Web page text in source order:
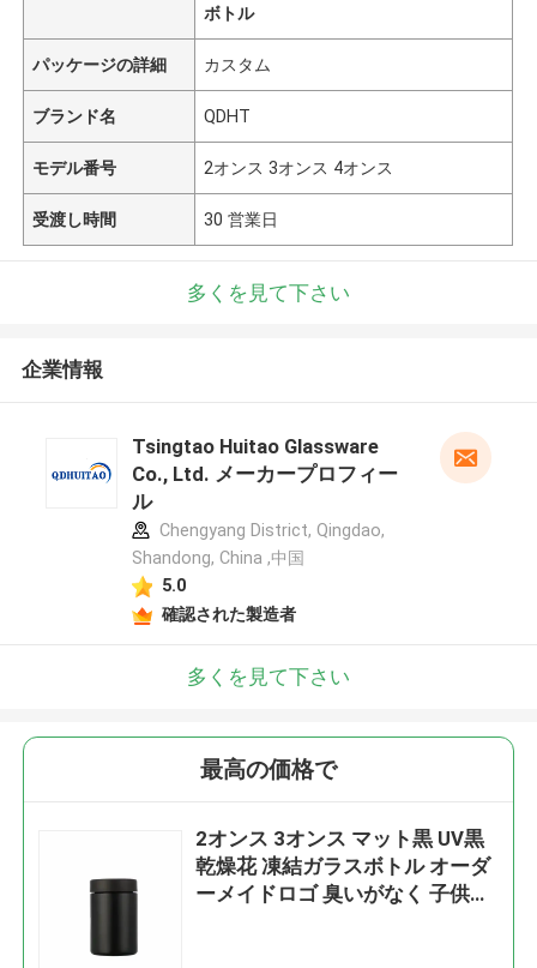
ボトル
パッケージの詳細 カスタム
ブランド名 QDHT
モデル番号 2オンス 3オンス 4オンス
受渡し時間 30 営業日
多くを見て下さい
企業情報
Tsingtao Huitao Glassware
Co., Ltd. メーカープロフィー
ル
Chengyang District, Qingdao,
Shandong, China ,中国
5.0
確認された製造者
多くを見て下さい
最高の価格で
2オンス 3オンス マット黒 UV黒
乾燥花 凍結ガラスボトル オーダ
ーメイドロゴ 臭いがなく 子供の